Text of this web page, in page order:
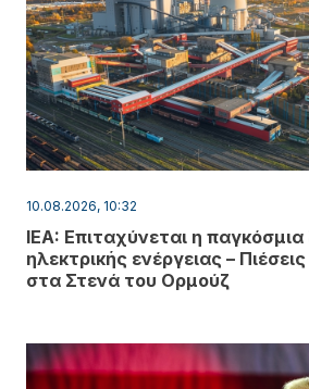
10.08.2026, 10:32
IEA: Επιταχύνεται η
ηλεκτρικής ενέργειας –
στα Στενά του Ορμούζ